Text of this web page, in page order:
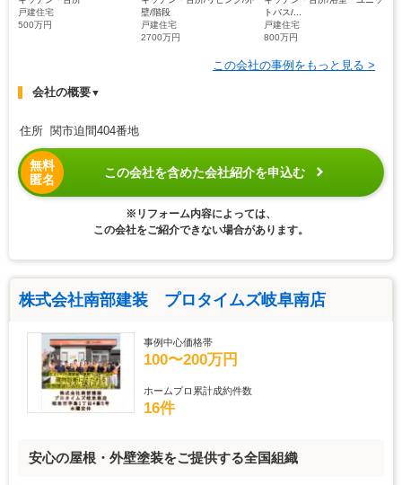
戸建住宅
500万円
壁/階段
戸建住宅
2700万円
トバス/...
戸建住宅
800万円
この会社の事例をもっと見る >
会社の概要▼
住所 関市迫間404番地
無料
匿名
この会社を含めた会社紹介を申込む
※リフォーム内容によっては、
この会社をご紹介できない場合があります。
株式会社南部建装 プロタイムズ岐阜南店
事例中心価格帯
100〜200万円
ホームプロ累計成約件数
16件
安心の屋根・外壁塗装をご提供する全国組織